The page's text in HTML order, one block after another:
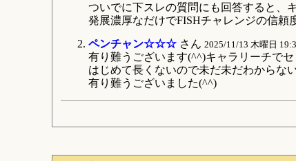
ついでに下スレの質問にも回答すると、
発展濃厚なだけでFISHチャレンジの信頼
ペンチャン☆☆☆さん 2025/11/13 木曜日
有り難うございます(^^)キャラリーチで
はじめて長くないので未だ未だわからな
有り難うございました(^^)